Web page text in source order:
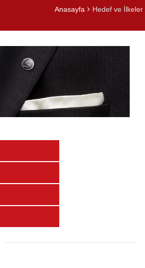
Anasayfa Hedef ve İlkeler